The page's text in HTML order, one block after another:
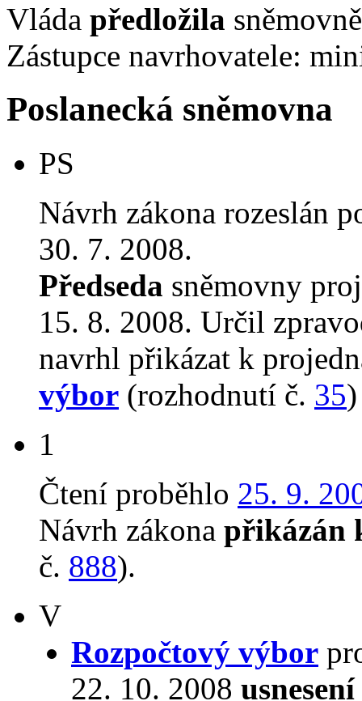
Vláda předložila
Zástupce navrhovatele:
Poslanecká sněmovna
PS
Návrh zákona rozeslán
30. 7. 2008.
Předseda sněmovny
15. 8. 2008. Určil
navrhl přikázat k
výbor (rozhodnutí č. 35)
1
Čtení proběhlo 25. 9.
Návrh zákona přikázán
č. 888).
V
Rozpočtový výbor
22. 10. 2008 usnesení